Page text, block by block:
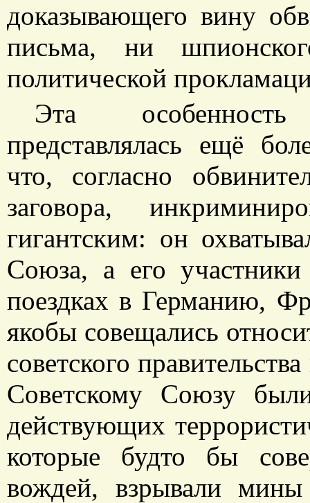
доказывающего вину
письма, ни
политической
Эта
представлялась ещё
что, согласно
заговора,
гигантским: он
Союза, а его участники
поездках в Германию,
якобы совещались
советского
Советскому Союзу
действующих
которые будто бы
вождей, взрывали